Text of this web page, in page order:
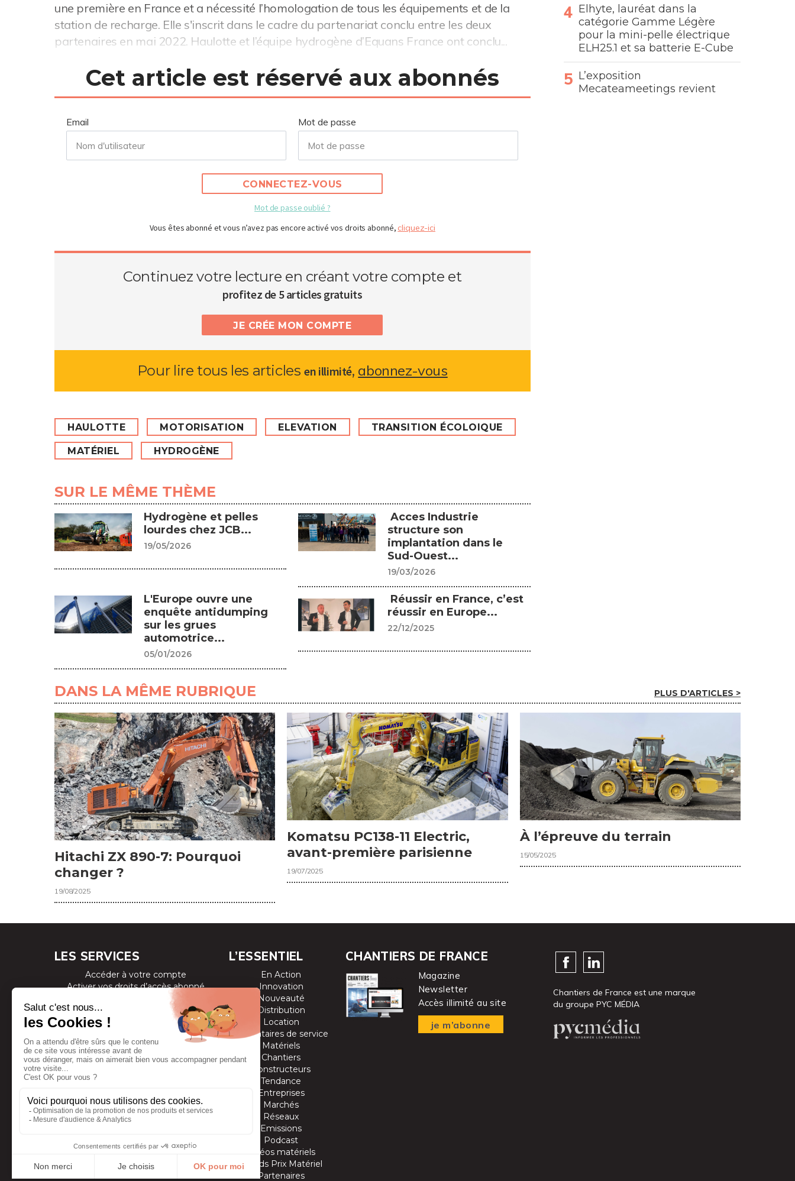
une première en France et a nécessité l’homologation de tous les équipements et de la
station de recharge. Elle s'inscrit dans le cadre du partenariat conclu entre les deux
partenaires en mai 2022. Haulotte et l’équipe hydrogène d’Equans France ont conclu...
Cet article est réservé aux abonnés
Email Mot de passe
CONNECTEZ-VOUS
Mot de passe oublié ?
Vous êtes abonné et vous n’avez pas encore activé vos droits abonné, cliquez-ici
Continuez votre lecture en créant votre compte et
profitez de 5 articles gratuits
JE CRÉE MON COMPTE
Pour lire tous les articlesen illimité, abonnez-vous
HAULOTTE MOTORISATION ELEVATION TRANSITION ÉCOLOIQUE
MATÉRIEL HYDROGÈNE
SUR LE MÊME THÈME
Hydrogène et pelles
lourdes chez JCB...
19/05/2026
Acces Industrie
structure son
implantation dans le
Sud-Ouest...
19/03/2026
L'Europe ouvre une
enquête antidumping
sur les grues
automotrice...
05/01/2026
Réussir en France, c’est
réussir en Europe...
22/12/2025
Elhyte, lauréat dans la
catégorie Gamme Légère
pour la mini-pelle électrique
ELH25.1 et sa batterie E-Cube
L’exposition
Mecateameetings revient
DANS LA MÊME RUBRIQUE PLUS D'ARTICLES >
Hitachi ZX 890-7: Pourquoi
changer ?
19/08/2025
Komatsu PC138-11 Electric,
avant-première parisienne
19/07/2025
À l’épreuve du terrain
15/05/2025
LES SERVICES
Accéder à votre compte
Activer vos droits d’accès abonné
Consulter les magazines
S’inscrire aux newsletters
Devenir annonceur
Se connecter à l’extranet annonceur
Nous contacter
L’ESSENTIEL
En Action
Innovation
Nouveauté
Distribution
Location
Prestataires de service
Matériels
Chantiers
Constructeurs
Tendance
Entreprises
Marchés
Réseaux
Emissions
Podcast
Vidéos matériels
Grands Prix Matériel
Partenaires
CHANTIERS DE FRANCE
Magazine
Newsletter
Accès illimité au site
je m’abonne
Chantiers de France est une marque
du groupe PYC MÉDIA